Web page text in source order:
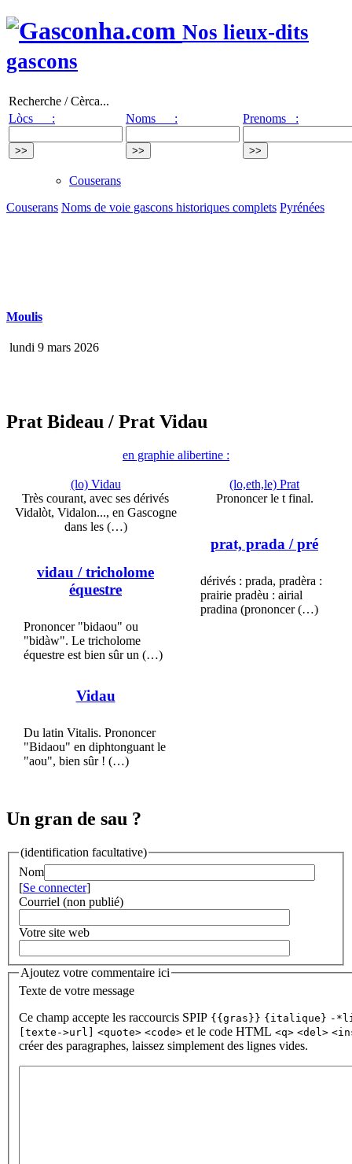
Nos lieux-dits
gascons
Recherche / Cèrca...
Lòcs :
Noms : Prenoms :
Couserans
Couserans Noms de voie gascons historiques complets Pyrénées
Moulis
lundi 9 mars 2026
Prat Bideau / Prat Vidau
en graphie alibertine :
(lo) Vidau
Très courant, avec ses dérivés
Vidalòt, Vidalon..., en Gascogne
dans les (…)
vidau / tricholome
équestre
Prononcer "bidaou" ou
"bidàw". Le tricholome
équestre est bien sûr un (…)
Vidau
Du latin Vitalis. Prononcer
"Bidaou" en diphtonguant le
"aou", bien sûr ! (…)
(lo,eth,le) Prat
Prononcer le t final.
prat, prada / pré
dérivés : prada, pradèra :
prairie pradèu : airial
pradina (prononcer (…)
Un gran de sau ?
(identification facultative)
Nom
[Se connecter]
Courriel (non publié)
Votre site web
Ajoutez votre commentaire ici
Texte de votre message
Ce champ accepte les raccourcis SPIP {{gras}} {italique} -
[texte->url]
<quote> <code> et le code HTML <q> <del>
créer des paragraphes, laissez simplement des lignes vides.